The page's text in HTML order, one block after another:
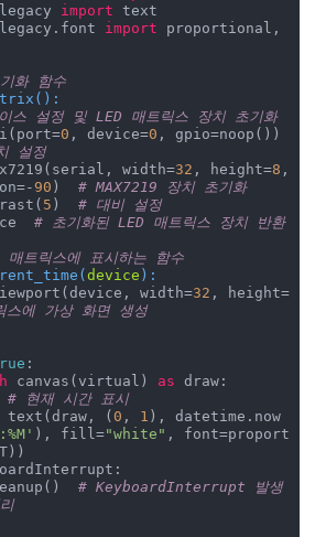
import
import proportional,
화 함수
():
스 설정 및 LED 매트릭스 장치 초기화
0 , device=0
설정
width=
32 , height=8 ,
90 ) # MAX7219 장치 초기화
5 ) # 대비 설정
# 초기화된 LED 매트릭스 장치 반환
트릭스에 표시하는 함수
(device ):
viewport(device, width=
32 , height=
스에 가상 화면 생성
:
canvas(virtual) as draw:
# 현재 시간 표시
                text(draw, (
0 , 1 ), datetime.now
), fill="white" , font=proport
# KeyboardInterrupt 발생